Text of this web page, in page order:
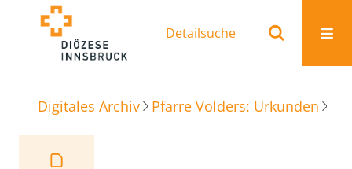
Detailsuche
Digitales Archiv Pfarre Volders: Urkunden